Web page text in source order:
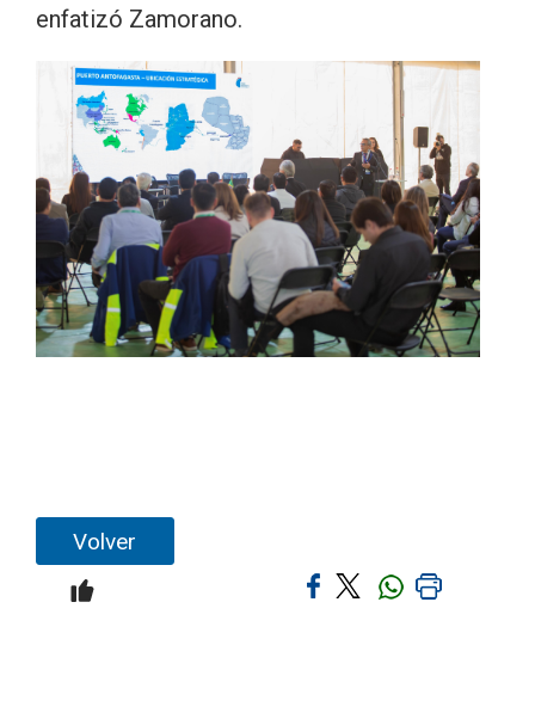
enfatizó Zamorano.
Volver